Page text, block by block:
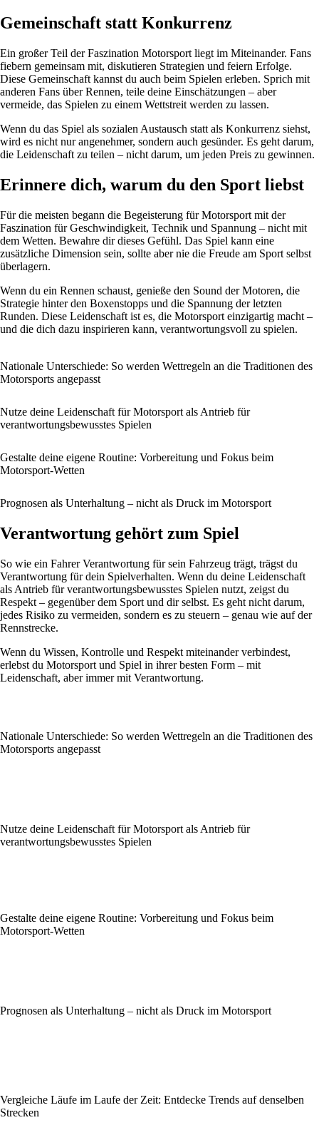
Gemeinschaft statt Konkurrenz
Ein großer Teil der Faszination Motorsport liegt im Miteinander. Fans
fiebern gemeinsam mit, diskutieren Strategien und feiern Erfolge.
Diese Gemeinschaft kannst du auch beim Spielen erleben. Sprich mit
anderen Fans über Rennen, teile deine Einschätzungen – aber
vermeide, das Spielen zu einem Wettstreit werden zu lassen.
Wenn du das Spiel als sozialen Austausch statt als Konkurrenz siehst,
wird es nicht nur angenehmer, sondern auch gesünder. Es geht darum,
die Leidenschaft zu teilen – nicht darum, um jeden Preis zu gewinnen.
Erinnere dich, warum du den Sport liebst
Für die meisten begann die Begeisterung für Motorsport mit der
Faszination für Geschwindigkeit, Technik und Spannung – nicht mit
dem Wetten. Bewahre dir dieses Gefühl. Das Spiel kann eine
zusätzliche Dimension sein, sollte aber nie die Freude am Sport selbst
überlagern.
Wenn du ein Rennen schaust, genieße den Sound der Motoren, die
Strategie hinter den Boxenstopps und die Spannung der letzten
Runden. Diese Leidenschaft ist es, die Motorsport einzigartig macht –
und die dich dazu inspirieren kann, verantwortungsvoll zu spielen.
Nationale Unterschiede: So werden Wettregeln an die Traditionen des
Motorsports angepasst
Nutze deine Leidenschaft für Motorsport als Antrieb für
verantwortungsbewusstes Spielen
Gestalte deine eigene Routine: Vorbereitung und Fokus beim
Motorsport-Wetten
Prognosen als Unterhaltung – nicht als Druck im Motorsport
Verantwortung gehört zum Spiel
So wie ein Fahrer Verantwortung für sein Fahrzeug trägt, trägst du
Verantwortung für dein Spielverhalten. Wenn du deine Leidenschaft
als Antrieb für verantwortungsbewusstes Spielen nutzt, zeigst du
Respekt – gegenüber dem Sport und dir selbst. Es geht nicht darum,
jedes Risiko zu vermeiden, sondern es zu steuern – genau wie auf der
Rennstrecke.
Wenn du Wissen, Kontrolle und Respekt miteinander verbindest,
erlebst du Motorsport und Spiel in ihrer besten Form – mit
Leidenschaft, aber immer mit Verantwortung.
Nationale Unterschiede: So werden Wettregeln an die Traditionen des
Motorsports angepasst
Nutze deine Leidenschaft für Motorsport als Antrieb für
verantwortungsbewusstes Spielen
Gestalte deine eigene Routine: Vorbereitung und Fokus beim
Motorsport-Wetten
Prognosen als Unterhaltung – nicht als Druck im Motorsport
Vergleiche Läufe im Laufe der Zeit: Entdecke Trends auf denselben
Strecken